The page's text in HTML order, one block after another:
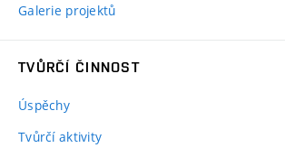
Galerie projektů
TVŮRČÍ ČINNOST
Úspěchy
Tvůrčí aktivity